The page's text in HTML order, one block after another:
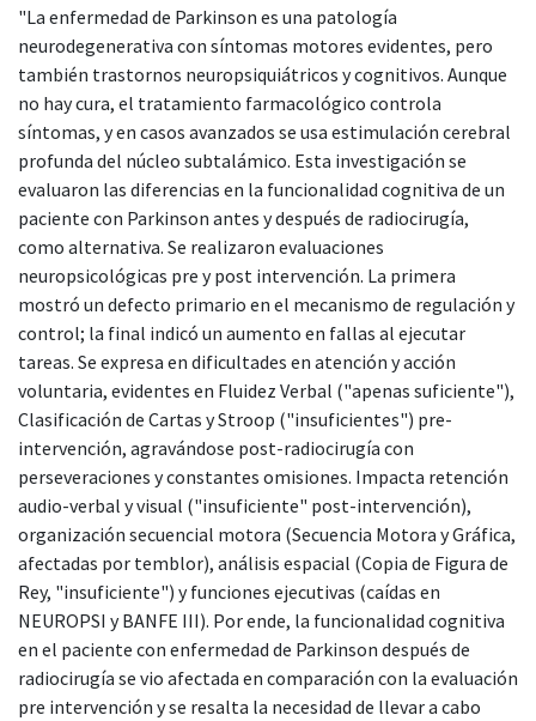
"La enfermedad de Parkinson es una patología
neurodegenerativa con síntomas motores evidentes, pero
también trastornos neuropsiquiátricos y cognitivos. Aunque
no hay cura, el tratamiento farmacológico controla
síntomas, y en casos avanzados se usa estimulación cerebral
profunda del núcleo subtalámico. Esta investigación se
evaluaron las diferencias en la funcionalidad cognitiva de un
paciente con Parkinson antes y después de radiocirugía,
como alternativa. Se realizaron evaluaciones
neuropsicológicas pre y post intervención. La primera
mostró un defecto primario en el mecanismo de regulación y
control; la final indicó un aumento en fallas al ejecutar
tareas. Se expresa en dificultades en atención y acción
voluntaria, evidentes en Fluidez Verbal ("apenas suficiente"),
Clasificación de Cartas y Stroop ("insuficientes") pre-
intervención, agravándose post-radiocirugía con
perseveraciones y constantes omisiones. Impacta retención
audio-verbal y visual ("insuficiente" post-intervención),
organización secuencial motora (Secuencia Motora y Gráfica,
afectadas por temblor), análisis espacial (Copia de Figura de
Rey, "insuficiente") y funciones ejecutivas (caídas en
NEUROPSI y BANFE III). Por ende, la funcionalidad cognitiva
en el paciente con enfermedad de Parkinson después de
radiocirugía se vio afectada en comparación con la evaluación
pre intervención y se resalta la necesidad de llevar a cabo